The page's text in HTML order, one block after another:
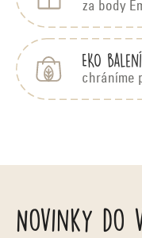
za body
EKO balení
chráníme
Novinky do